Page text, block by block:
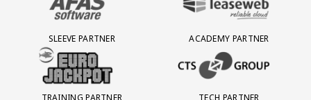
SLEEVE PARTNER
BEZOEK ONZE SLEEVE PARTNER EUROJACKPOT
ACADEMY PARTNER
BEZOEK ONZE ACADEMY
TRAINING PARTNER
TECH PARTNER